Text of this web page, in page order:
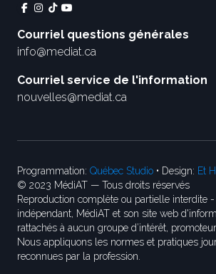
Courriel questions générales
info@mediat.ca
Courriel service de l'information
nouvelles@mediat.ca
Programmation: Québec Studio • Design: Et
© 2023 MédiAT — Tous droits réservés
Reproduction complète ou partielle interdite -
indépendant, MédiAT et son site web
rattachés à aucun groupe d’intérêt,
Nous appliquons les normes et pratiques
reconnues par la profession.